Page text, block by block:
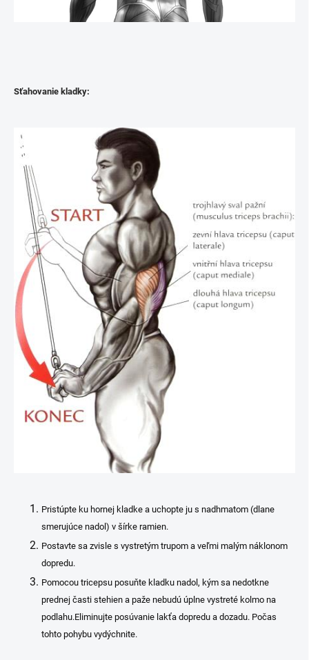
Sťahovanie kladky:
Pristúpte ku hornej kladke a uchopte ju s nadhmatom (dlane
smerujúce nadol) v šírke ramien.
Postavte sa zvisle s vystretým trupom a veľmi malým náklonom
dopredu.
Pomocou tricepsu posuňte kladku nadol, kým sa nedotkne
prednej časti stehien a paže nebudú úplne vystreté kolmo na
podlahu.Eliminujte posúvanie lakťa dopredu a dozadu. Počas
tohto pohybu vydýchnite.